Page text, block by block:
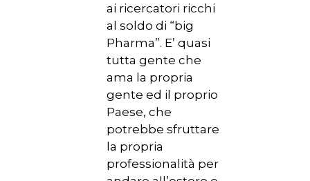
ai ricercatori ricchi
al soldo di “big
Pharma”. E’ quasi
tutta gente che
ama la propria
gente ed il proprio
Paese, che
potrebbe sfruttare
la propria
professionalità per